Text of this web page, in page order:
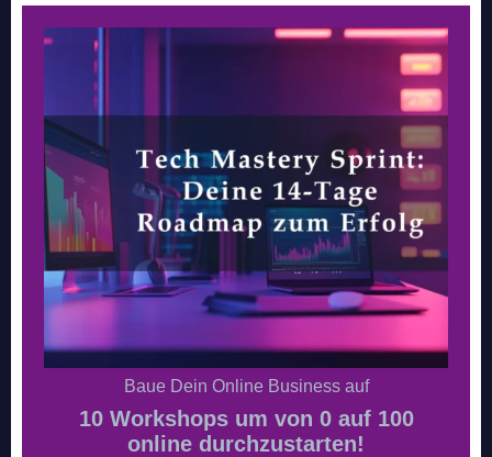
Baue Dein Online Business auf
10 Workshops um von 0 auf 100
online durchzustarten!